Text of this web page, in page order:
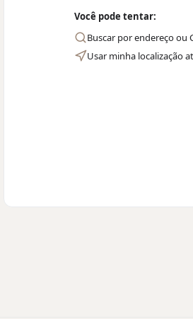
Você pode tentar:
Buscar por endereço ou
Usar minha localização